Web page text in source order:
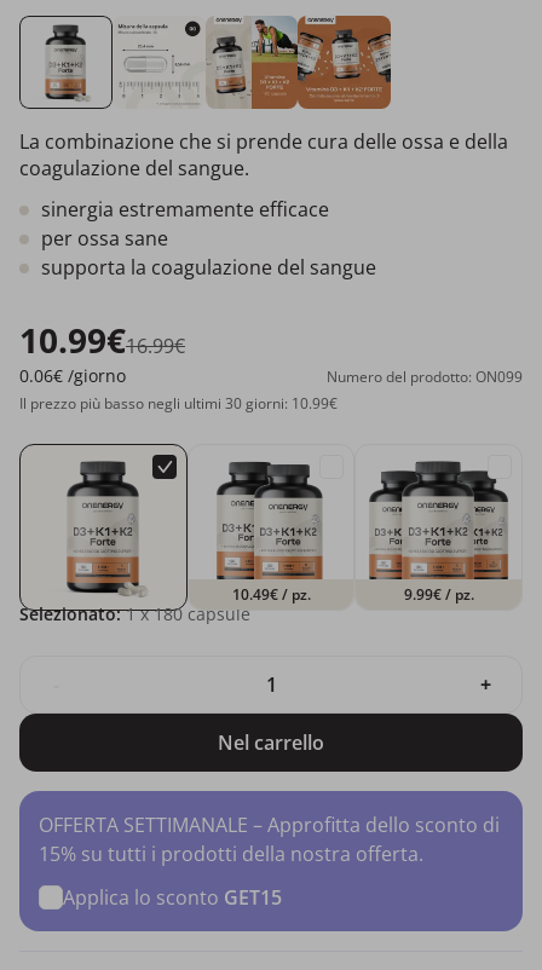
La combinazione che si prende cura delle ossa e della
coagulazione del sangue.
sinergia estremamente efficace
per ossa sane
supporta la coagulazione del sangue
10.99€16.99€
0.06€ /giorno
Numero del prodotto: ON099
Il prezzo più basso negli ultimi 30 giorni: 10.99€
10.49€/ pz. 9.99€/ pz.
Selezionato: 1x 180 capsule
+
Nel carrello
OFFERTA SETTIMANALE – Approfitta dello sconto di
15% su tutti i prodotti della nostra offerta.
Applica lo sconto GET15